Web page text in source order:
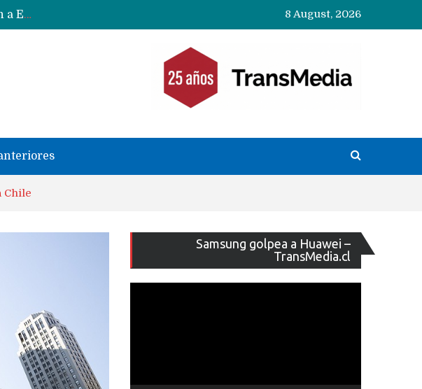
Data Centers de Huawei en Chile, México, Brasil,Perú y Argentina podrían verse afectados por arremetida de EE.UU
Fabricantes suben precios de teléfonos y ganan más dinero en un mercado donde Xiaomi alerta por no mejorar ventas
8 August, 2026
Chile
Samsung golpea a Huawei –
TransMedia.cl
de
vídeo